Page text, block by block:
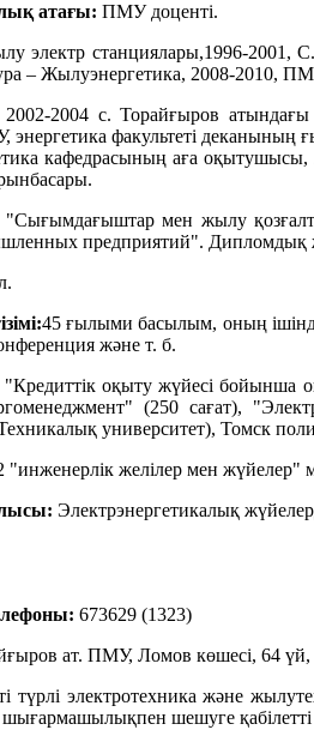
атағы: ПМУ доценті.
электр станциялары,1996-2001,
– Жылуэнергетика, 2008-2010,
2002-2004 с. Торайғыров
факультеті
кафедрасының аға
"Сығымдағыштар мен жылу
предприятий". Дипломдық
45 ғылыми басылым, оның
және т. б.
"Кредиттік оқыту жүйесі бойынша
(250 сағат),
университет), Томск
желілер мен
Электрэнергетикалық
673629 (1323)
ат. ПМУ, Ломов көшесі, 64 үй,
түрлі электротехника және
шешуге